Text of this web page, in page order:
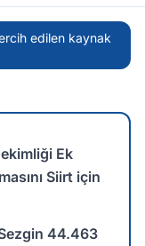
edilen kaynak
Ek
Siirt için
44.463